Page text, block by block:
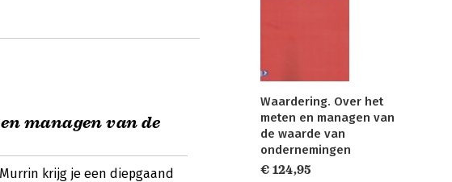
managen van de
krijg je een diepgaand
Waardering. Over het
meten en managen van
de waarde van
ondernemingen
€ 124,95